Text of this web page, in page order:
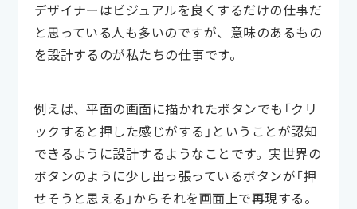
デザイナーはビジュアルを良くするだけの仕事だ
と思っている人も多いのですが、意味のあるもの
を設計するのが私たちの仕事です。
例えば、平面の画面に描かれたボタンでも「クリ
ックすると押した感じがする」ということが認知
できるように設計するようなことです。実世界の
ボタンのように少し出っ張っているボタンが「押
せそうと思える」からそれを画面上で再現する。